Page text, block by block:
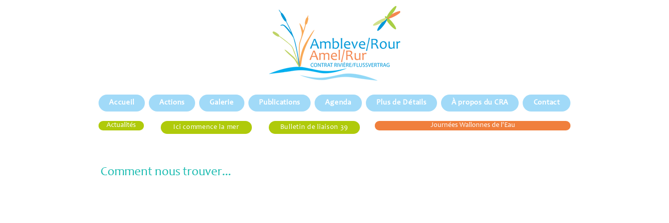
Accueil Actions Galerie Publications Agenda Plus de Détails À propos du CRA Contact
Actualités Ici commence la mer Bulletin de liaison 39 Journées Wallonnes de l'Eau
Comment nous trouver...